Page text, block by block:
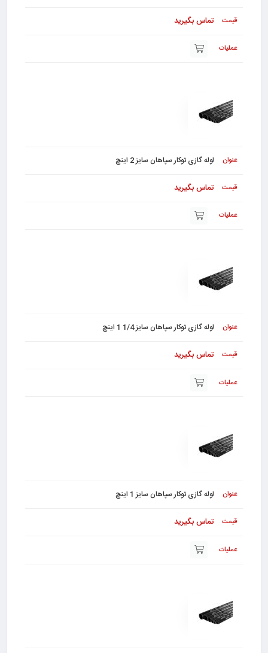
تماس بگیرید
لوله گازی توکار سپاهان سایز 2 اینچ
تماس بگیرید
لوله گازی توکار سپاهان سایز 1/4 1 اینچ
تماس بگیرید
لوله گازی توکار سپاهان سایز 1 اینچ
تماس بگیرید